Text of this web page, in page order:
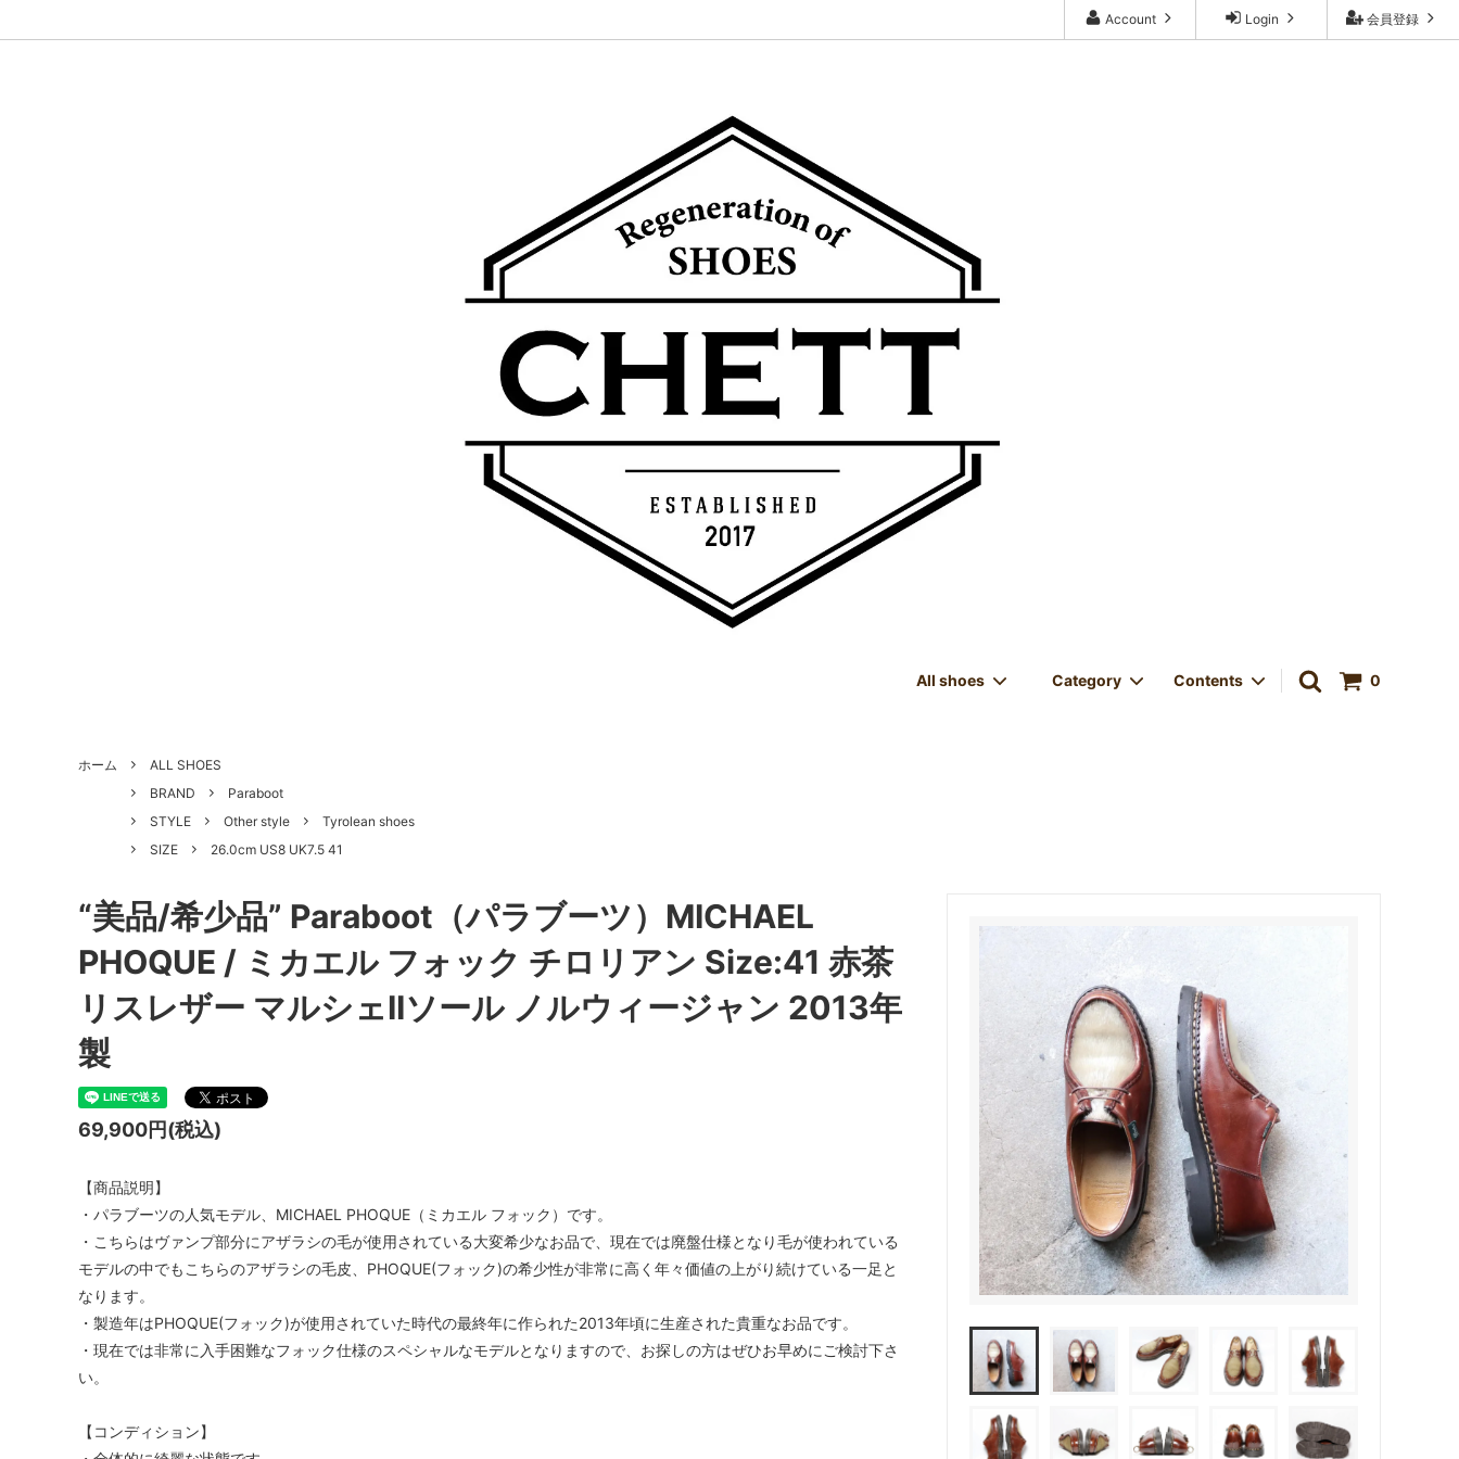
会員登録
Login
Account
0
All shoes
HANDLED PRODUCTS
Category
NEW ARRIVAL
Contents
Style Category - スタイルカテゴリー
ホーム
ALL SHOES
BRAND
Paraboot
STYLE
Other style
Tyrolean shoes
SIZE
26.0cm US8 UK7.5 41
“美品/希少品” Paraboot（パラブーツ）MICHAEL
PHOQUE / ミカエル フォック チロリアン Size:41 赤茶
リスレザー マルシェIIソール ノルウィージャン 2013年
製
69,900円(税込)
【商品説明】
・パラブーツの人気モデル、MICHAEL PHOQUE（ミカエル フォック）です。
・こちらはヴァンプ部分にアザラシの毛が使用されている大変希少なお品で、現在では廃盤仕様となり毛が使われている
モデルの中でもこちらのアザラシの毛皮、PHOQUE(フォック)の希少性が非常に高く年々価値の上がり続けている一足と
なります。
・製造年はPHOQUE(フォック)が使用されていた時代の最終年に作られた2013年頃に生産された貴重なお品です。
・現在では非常に入手困難なフォック仕様のスペシャルなモデルとなりますので、お探しの方はぜひお早めにご検討下さ
い。
【コンディション】